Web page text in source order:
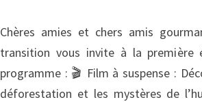
Chères amies et chers amis
transition vous invite à la première
programme : 🎬 Film à suspense :
déforestation et les mystères de